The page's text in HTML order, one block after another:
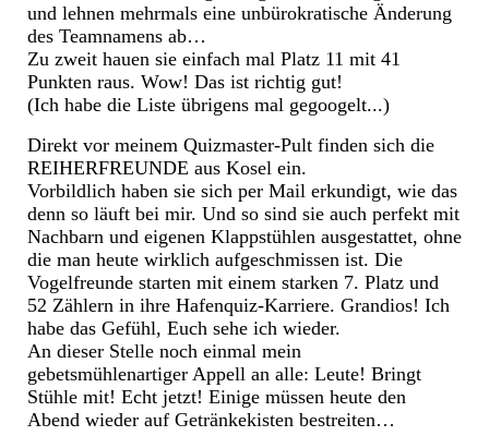
und lehnen mehrmals eine unbürokratische Änderung
des Teamnamens ab…
Zu zweit hauen sie einfach mal Platz 11 mit 41
Punkten raus. Wow! Das ist richtig gut!
(Ich habe die Liste übrigens mal gegoogelt...)
Direkt vor meinem Quizmaster-Pult finden sich die
REIHERFREUNDE aus Kosel ein.
Vorbildlich haben sie sich per Mail erkundigt, wie das
denn so läuft bei mir. Und so sind sie auch perfekt mit
Nachbarn und eigenen Klappstühlen ausgestattet, ohne
die man heute wirklich aufgeschmissen ist. Die
Vogelfreunde starten mit einem starken 7. Platz und
52 Zählern in ihre Hafenquiz-Karriere. Grandios! Ich
habe das Gefühl, Euch sehe ich wieder.
An dieser Stelle noch einmal mein
gebetsmühlenartiger Appell an alle: Leute! Bringt
Stühle mit! Echt jetzt! Einige müssen heute den
Abend wieder auf Getränkekisten bestreiten…